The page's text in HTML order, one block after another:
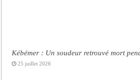
Kébémer : Un soudeur retrouvé mort
25 juillet 2026